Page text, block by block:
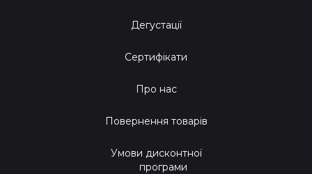
Дегустації
Сертифікати
Про нас
Повернення товарів
Умови дисконтної
програми